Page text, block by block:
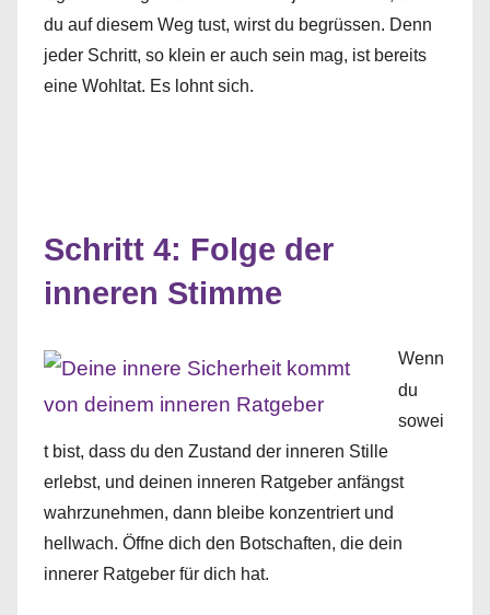
du auf diesem Weg tust, wirst du begrüssen. Denn
jeder Schritt, so klein er auch sein mag, ist bereits
eine Wohltat. Es lohnt sich.
Schritt 4: Folge der
inneren Stimme
Wenn
du
sowei
t bist, dass du den Zustand der inneren Stille
erlebst, und deinen inneren Ratgeber anfängst
wahrzunehmen, dann bleibe konzentriert und
hellwach. Öffne dich den Botschaften, die dein
innerer Ratgeber für dich hat.